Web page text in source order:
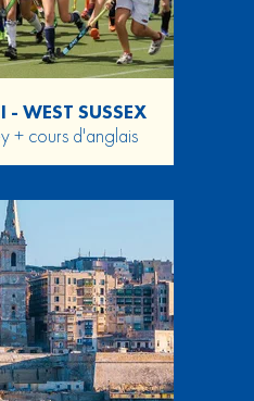
- WEST SUSSEX
+ cours d'anglais